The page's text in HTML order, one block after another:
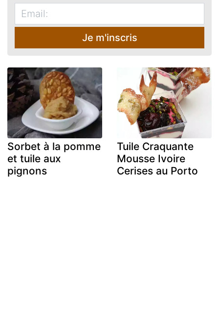
Je m'inscris
Sorbet à la pomme
et tuile aux
pignons
Tuile Craquante
Mousse Ivoire
Cerises au Porto